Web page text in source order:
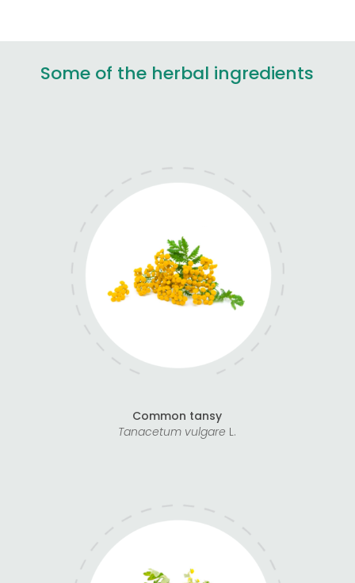
Some of the herbal ingredients
Common tansy
Tanacetum vulgare L.